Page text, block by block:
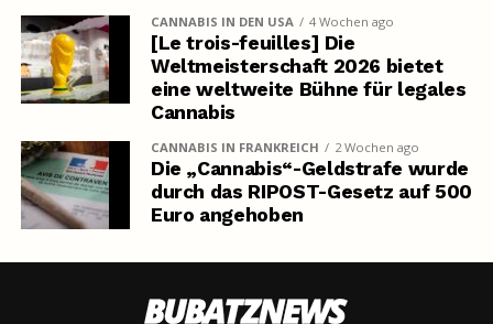
CANNABIS IN DEN USA 4 Wochen ago
[Le trois-feuilles] Die
Weltmeisterschaft 2026 bietet
eine weltweite Bühne für legales
Cannabis
CANNABIS IN FRANKREICH 2 Wochen ago
Die „Cannabis“-Geldstrafe wurde
durch das RIPOST-Gesetz auf 500
Euro angehoben